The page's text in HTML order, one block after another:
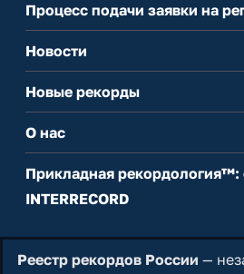
Процесс подачи заявки на
Новости
Новые рекорды
О нас
Прикладная рекордология™:
INTERRECORD
Реестр рекордов России —